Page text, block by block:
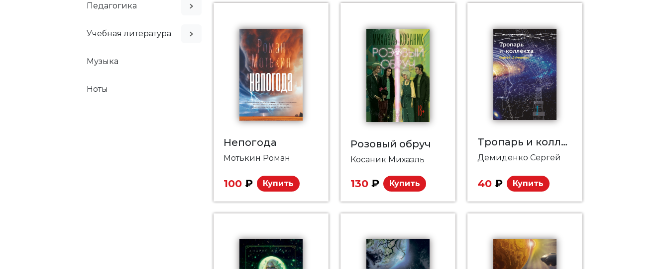
Педагогика
Учебная литература
Музыка
Ноты
Непогода
Мотькин Роман
100 ₽ Купить
Розовый обруч
Косаник Михаэль
130 ₽ Купить
Тропарь и коллекта
Демиденко Сергей
40 ₽ Купить